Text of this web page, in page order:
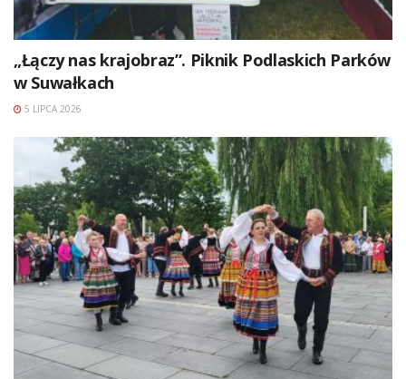
„Łączy nas krajobraz”. Piknik Podlaskich Parków
w Suwałkach
5 LIPCA 2026